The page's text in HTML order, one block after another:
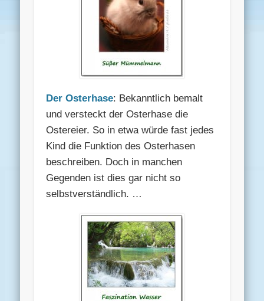
Der Osterhase: Bekanntlich bemalt
und versteckt der Osterhase die
Ostereier. So in etwa würde fast jedes
Kind die Funktion des Osterhasen
beschreiben. Doch in manchen
Gegenden ist dies gar nicht so
selbstverständlich. …